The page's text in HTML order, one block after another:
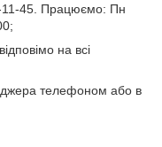
45. Працюємо: Пн
на всі
телефоном або в